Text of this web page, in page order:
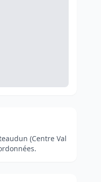
(Centre Val